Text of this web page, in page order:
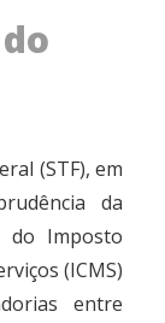
(STF), em
da
do Imposto
(ICMS)
entre